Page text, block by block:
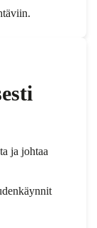
ja johtaa